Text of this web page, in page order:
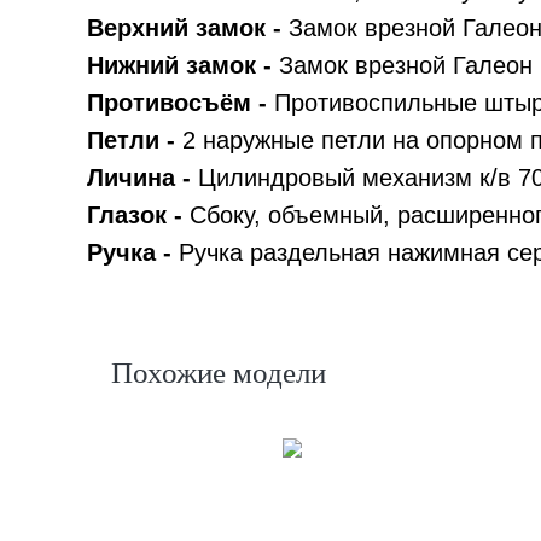
Верхний замок - Замок врезной
Нижний замок - Замок врезной
Противосъём - Противоспильные
Петли - 2 наружные петли на опорном
Личина - Цилиндровый механизм к/в
Глазок - Сбоку, объемный,
Ручка - Ручка раздельная нажимная
Похожие модели